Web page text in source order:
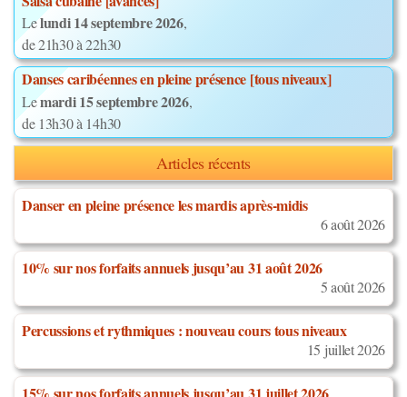
Lelundi 14 septembre 2026,
de 21h30 à 22h30
Danses caribéennes en pleine présence [tous niveaux]
Lemardi 15 septembre 2026,
de 13h30 à 14h30
Articles récents
Danser en pleine présence les mardis après-midis
6 août 2026
10% sur nos forfaits annuels jusqu’au 31 août 2026
5 août 2026
Percussions et rythmiques : nouveau cours tous niveaux
15 juillet 2026
15% sur nos forfaits annuels jusqu’au 31 juillet 2026